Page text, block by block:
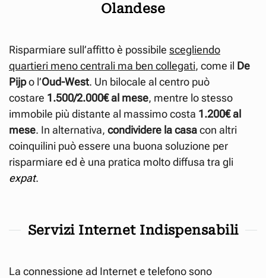
Olandese
Risparmiare sull’affitto è possibile scegliendo
quartieri meno centrali ma ben collegati, come il De
Pijpo l’Oud-West. Un bilocale al centro può
costare 1.500/2.000€ al mese, mentre lo stesso
immobile più distante al massimo costa 1.200€ al
mese. In alternativa, condividere la casacon altri
coinquilini può essere una buona soluzione per
risparmiare ed è una pratica molto diffusa tra gli
expat.
Servizi Internet Indispensabili
La connessione ad Internet e telefono sono